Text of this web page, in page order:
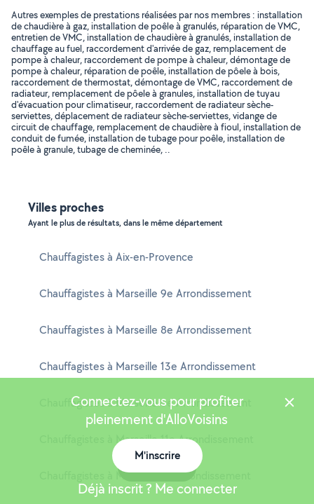
Autres exemples de prestations réalisées par nos membres : installation
de chaudière à gaz, installation de poêle à granulés, réparation de VMC,
entretien de VMC, installation de chaudière à granulés, installation de
chauffage au fuel, raccordement d'arrivée de gaz, remplacement de
pompe à chaleur, raccordement de pompe à chaleur, démontage de
pompe à chaleur, réparation de poêle, installation de pôele à bois,
raccordement de thermostat, démontage de VMC, raccordement de
radiateur, remplacement de pôele à granules, installation de tuyau
d'évacuation pour climatiseur, raccordement de radiateur sèche-
serviettes, déplacement de radiateur sèche-serviettes, vidange de
circuit de chauffage, remplacement de chaudière à fioul, installation de
conduit de fumée, installation de tubage pour poêle, installation de
poêle à granule, tubage de cheminée, ..
Villes proches
Ayant le plus de résultats, dans le même département
Chauffagistes à Aix-en-Provence
Chauffagistes à Marseille 9e Arrondissement
Chauffagistes à Marseille 8e Arrondissement
Chauffagistes à Marseille 13e Arrondissement
Chauffagistes à Marseille 6e Arrondissement
Chauffagistes à Marseille 11e Arrondissement
Chauffagistes à Marseille 4e Arrondissement
Connectez-vous pour profiter
pleinement d'AlloVoisins
M'inscrire
Déjà inscrit ? Me connecter